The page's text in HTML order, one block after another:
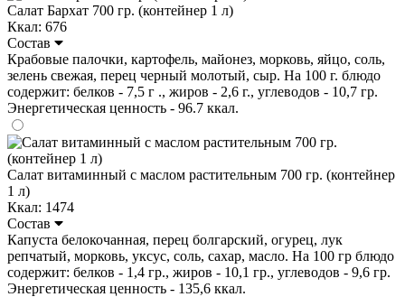
Салат Бархат 700 гр. (контейнер 1 л)
Ккал: 676
Состав
Крабовые палочки, картофель, майонез, морковь, яйцо, соль,
зелень свежая, перец черный молотый, сыр. На 100 г. блюдо
содержит: белков - 7,5 г ., жиров - 2,6 г., углеводов - 10,7 гр.
Энергетическая ценность - 96.7 ккал.
Салат витаминный с маслом растительным 700 гр. (контейнер
1 л)
Ккал: 1474
Состав
Капуста белокочанная, перец болгарский, огурец, лук
репчатый, морковь, уксус, соль, сахар, масло. На 100 гр блюдо
содержит: белков - 1,4 гр., жиров - 10,1 гр., углеводов - 9,6 гр.
Энергетическая ценность - 135,6 ккал.